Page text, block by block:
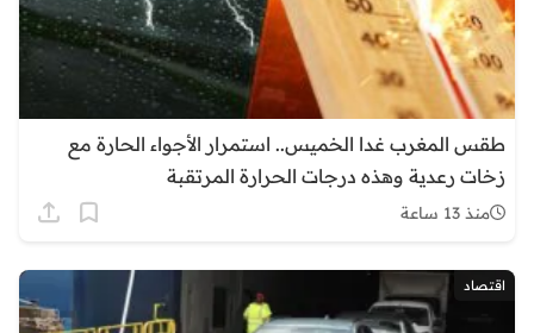
طقس المغرب غدا الخميس.. استمرار الأجواء الحارة مع
زخات رعدية وهذه درجات الحرارة المرتقبة
منذ 13 ساعة
اقتصاد